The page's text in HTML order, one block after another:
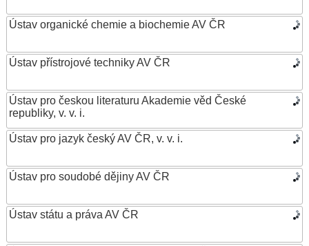
Ústav organické chemie a biochemie AV ČR
Ústav přístrojové techniky AV ČR
Ústav pro českou literaturu Akademie věd České
republiky, v. v. i.
Ústav pro jazyk český AV ČR, v. v. i.
Ústav pro soudobé dějiny AV ČR
Ústav státu a práva AV ČR